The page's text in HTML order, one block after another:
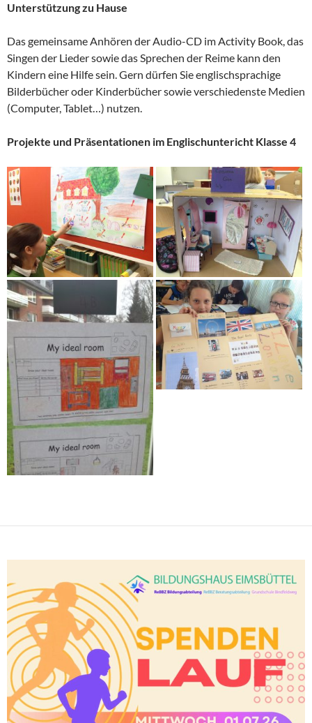
Unterstützung zu Hause
Das gemeinsame Anhören der Audio-CD im Activity Book, das
Singen der Lieder sowie das Sprechen der Reime kann den
Kindern eine Hilfe sein. Gern dürfen Sie englischsprachige
Bilderbücher oder Kinderbücher sowie verschiedenste Medien
(Computer, Tablet…) nutzen.
Projekte und Präsentationen im Englischuntericht Klasse 4